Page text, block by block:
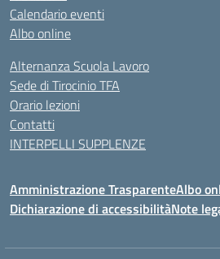
Calendario eventi
Albo online
Alternanza Scuola Lavoro
Sede di Tirocinio TFA
Orario lezioni
Contatti
INTERPELLI SUPPLENZE
Amministrazione TrasparenteAlbo
Dichiarazione di accessibilitàNote